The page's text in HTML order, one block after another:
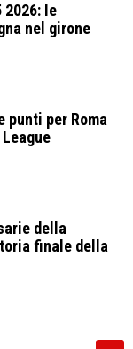
2026: le
nel girone
punti per Roma
della
finale della